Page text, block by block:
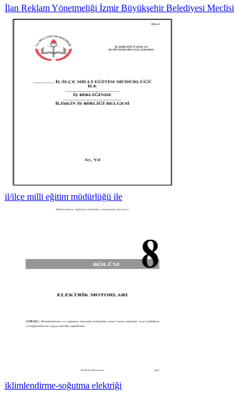
İlan Reklam Yönetmeliği İzmir Büyükşehir Belediyesi Meclisi
il/ilçe milli eğitim müdürlüğü ile
iklimlendirme-soğutma elektriği